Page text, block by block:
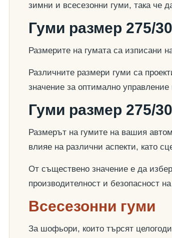
зимни и всесезонни гуми, така че
Гуми размер 275/
Размерите на гумата са изписани
Различните размери гуми са
значение за оптимално
Гуми размер 275/
Размерът на гумите на вашия
влияе на различни аспекти, като
От съществено значение е да
производителност и безопасност
Всесезонни гуми
За шофьори, които търсят